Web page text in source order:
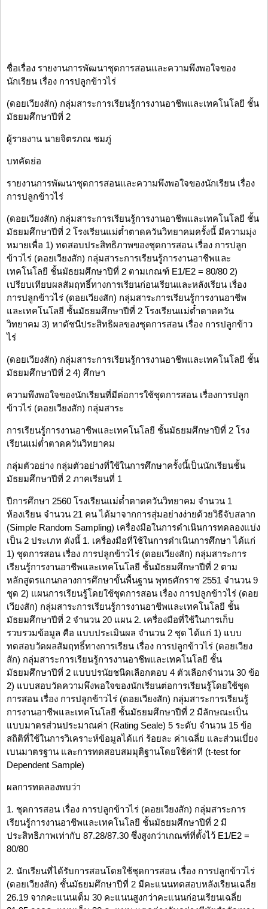
ชื่อเรื่อง รายงานการพัฒนาชุดการสอนและความพึงพอใจของ
นักเรียน เรื่อง การปลูกข้าวไร่
(ดอยเวียงสัก) กลุ่มสาระการเรียนรู้การงานอาชีพและเทคโนโลยี ชั้น
มัธยมศึกษาปีที่ 2
ผู้รายงาน นายจิตรภณ ชมภู่
บทคัดย่อ
รายงานการพัฒนาชุดการสอนและความพึงพอใจของนักเรียน เรื่อง
การปลูกข้าวไร่
(ดอยเวียงสัก) กลุ่มสาระการเรียนรู้การงานอาชีพและเทคโนโลยี ชั้น
มัธยมศึกษาปีที่ 2 โรงเรียนแม่ต๋ำตาดควันวิทยาคมครั้งนี้ มีความมุ่ง
หมายเพื่อ 1) ทดสอบประสิทธิภาพของชุดการสอน เรื่อง การปลูก
ข้าวไร่ (ดอยเวียงสัก) กลุ่มสาระการเรียนรู้การงานอาชีพและ
เทคโนโลยี ชั้นมัธยมศึกษาปีที่ 2 ตามเกณฑ์ E1/E2 = 80/80 2)
เปรียบเทียบผลสัมฤทธิ์ทางการเรียนก่อนเรียนและหลังเรียน เรื่อง
การปลูกข้าวไร่ (ดอยเวียงสัก) กลุ่มสาระการเรียนรู้การงานอาชีพ
และเทคโนโลยี ชั้นมัธยมศึกษาปีที่ 2 โรงเรียนแม่ต๋ำตาดควัน
วิทยาคม 3) หาดัชนีประสิทธิผลของชุดการสอน เรื่อง การปลูกข้าว
ไร่
(ดอยเวียงสัก) กลุ่มสาระการเรียนรู้การงานอาชีพและเทคโนโลยี ชั้น
มัธยมศึกษาปีที่ 2 4) ศึกษา
ความพึงพอใจของนักเรียนที่มีต่อการใช้ชุดการสอน เรื่องการปลูก
ข้าวไร่ (ดอยเวียงสัก) กลุ่มสาระ
การเรียนรู้การงานอาชีพและเทคโนโลยี ชั้นมัธยมศึกษาปีที่ 2 โรง
เรียนแม่ต๋ำตาดควันวิทยาคม
กลุ่มตัวอย่าง กลุ่มตัวอย่างที่ใช้ในการศึกษาครั้งนี้เป็นนักเรียนชั้น
มัธยมศึกษาปีที่ 2 ภาคเรียนที่ 1
ปีการศึกษา 2560 โรงเรียนแม่ต๋ำตาดควันวิทยาคม จำนวน 1
ห้องเรียน จำนวน 21 คน ได้มาจากการสุ่มอย่างง่ายด้วยวิธีจับสลาก
(Simple Random Sampling) เครื่องมือในการดำเนินการทดลองแบ่ง
เป็น 2 ประเภท ดังนี้ 1. เครื่องมือที่ใช้ในการดำเนินการศึกษา ได้แก่
1) ชุดการสอน เรื่อง การปลูกข้าวไร่ (ดอยเวียงสัก) กลุ่มสาระการ
เรียนรู้การงานอาชีพและเทคโนโลยี ชั้นมัธยมศึกษาปีที่ 2 ตาม
หลักสูตรแกนกลางการศึกษาขั้นพื้นฐาน พุทธศักราช 2551 จำนวน 9
ชุด 2) แผนการเรียนรู้โดยใช้ชุดการสอน เรื่อง การปลูกข้าวไร่ (ดอย
เวียงสัก) กลุ่มสาระการเรียนรู้การงานอาชีพและเทคโนโลยี ชั้น
มัธยมศึกษาปีที่ 2 จำนวน 20 แผน 2. เครื่องมือที่ใช้ในการเก็บ
รวบรวมข้อมูล คือ แบบประเมินผล จำนวน 2 ชุด ได้แก่ 1) แบบ
ทดสอบวัดผลสัมฤทธิ์ทางการเรียน เรื่อง การปลูกข้าวไร่ (ดอยเวียง
สัก) กลุ่มสาระการเรียนรู้การงานอาชีพและเทคโนโลยี ชั้น
มัธยมศึกษาปีที่ 2 แบบปรนัยชนิดเลือกตอบ 4 ตัวเลือกจำนวน 30 ข้อ
2) แบบสอบวัดความพึงพอใจของนักเรียนต่อการเรียนรู้โดยใช้ชุด
การสอน เรื่อง การปลูกข้าวไร่ (ดอยเวียงสัก) กลุ่มสาระการเรียนรู้
การงานอาชีพและเทคโนโลยี ชั้นมัธยมศึกษาปีที่ 2 มีลักษณะเป็น
แบบมาตรส่วนประมาณค่า (Rating Seale) 5 ระดับ จำนวน 15 ข้อ
สถิติที่ใช้ในการวิเคราะห์ข้อมูลได้แก่ ร้อยละ ค่าเฉลี่ย และส่วนเบี่ยง
เบนมาตรฐาน และการทดสอบสมมุติฐานโดยใช้ค่าที (t-test for
Dependent Sample)
ผลการทดลองพบว่า
1. ชุดการสอน เรื่อง การปลูกข้าวไร่ (ดอยเวียงสัก) กลุ่มสาระการ
เรียนรู้การงานอาชีพและเทคโนโลยี ชั้นมัธยมศึกษาปีที่ 2 มี
ประสิทธิภาพเท่ากับ 87.28/87.30 ซึ่งสูงกว่าเกณฑ์ที่ตั้งไว้ E1/E2 =
80/80
2. นักเรียนที่ได้รับการสอนโดยใช้ชุดการสอน เรื่อง การปลูกข้าวไร่
(ดอยเวียงสัก) ชั้นมัธยมศึกษาปีที่ 2 มีคะแนนทดสอบหลังเรียนเฉลี่ย
26.19 จากคะแนนเต็ม 30 คะแนนสูงกว่าคะแนนก่อนเรียนเฉลี่ย